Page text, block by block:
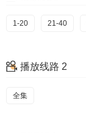
1-20 21-40
播放线路 2
全集